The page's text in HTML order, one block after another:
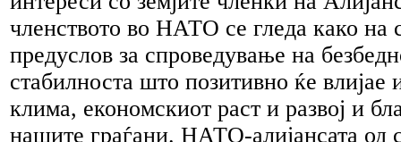
членството во НАТО се гледа како на
предуслов за спроведување на
стабилноста што позитивно ќе влијае
клима, економскиот раст и развој и
нашите граѓани. НАТО-алијансата од